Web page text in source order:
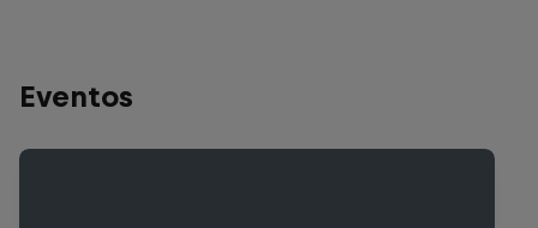
Eventos